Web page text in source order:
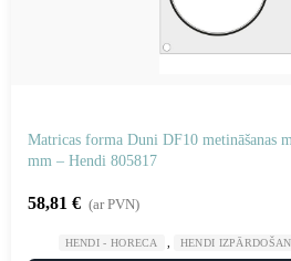
Matricas forma Duni DF10 metināšanas
mm – Hendi 805817
58,81 € (ar PVN)
HENDI - HORECA HENDI